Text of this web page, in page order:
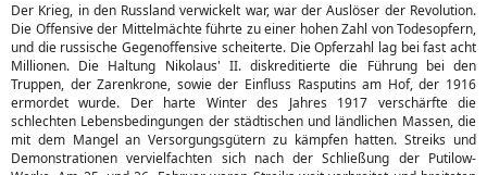
Der Krieg, in den Russland verwickelt war, war der Auslöser der Revolution.
Die Offensive der Mittelmächte führte zu einer hohen Zahl von Todesopfern,
und die russische Gegenoffensive scheiterte. Die Opferzahl lag bei fast acht
Millionen. Die Haltung Nikolaus' II. diskreditierte die Führung bei den
Truppen, der Zarenkrone, sowie der Einfluss Rasputins am Hof, der 1916
ermordet wurde. Der harte Winter des Jahres 1917 verschärfte die
schlechten Lebensbedingungen der städtischen und ländlichen Massen, die
mit dem Mangel an Versorgungsgütern zu kämpfen hatten. Streiks und
Demonstrationen vervielfachten sich nach der Schließung der Putilow-